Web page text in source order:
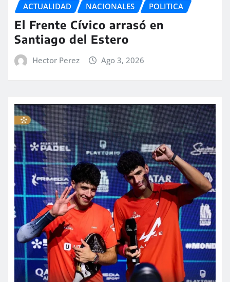
ACTUALIDAD NACIONALES POLITICA
El Frente Cívico arrasó en
Santiago del Estero
Hector Perez Ago 3, 2026